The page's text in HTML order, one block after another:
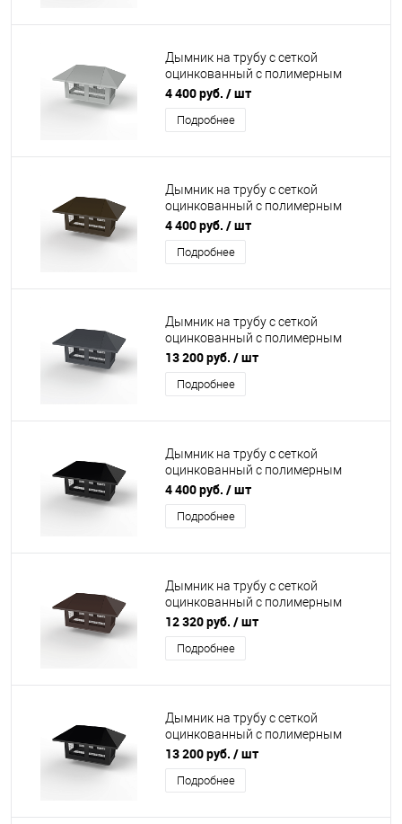
Дымник на трубу с сеткой
оцинкованный с полимерным
покрытием до 2000мм RAL 9006
4 400 руб. / шт
Подробнее
Дымник на трубу с сеткой
оцинкованный с полимерным
покрытием до 1200мм RR 32
4 400 руб. / шт
Подробнее
Дымник на трубу с сеткой
оцинкованный с полимерным
покрытием до 2800мм RAL 7024
13 200 руб. / шт
Подробнее
Дымник на трубу с сеткой
оцинкованный с полимерным
покрытием до 2000мм RAL 9005
4 400 руб. / шт
Подробнее
Дымник на трубу с сеткой
оцинкованный с полимерным
покрытием до 2400мм RAL 8017
12 320 руб. / шт
Подробнее
Дымник на трубу с сеткой
оцинкованный с полимерным
покрытием до 2800мм RAL 9005
13 200 руб. / шт
Подробнее